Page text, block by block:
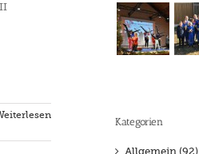
Kategorien
Allgemein (92)